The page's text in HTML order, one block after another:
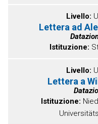
Livello
Lettera ad
Istituzione
Livello
Lettera a
Istituzione